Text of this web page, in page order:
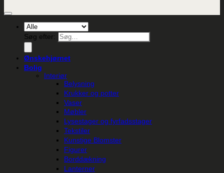
Søg efter:
Ønskehjørnet
Bolig
Interiør
Belysning
Krukker og potter
Vaser
Møbler
Lysestager og fyrfadsstager
Tekstiler
Kunstige Blomster
Figurer
Borddækning
Lanterner